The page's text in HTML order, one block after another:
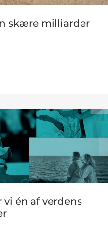
skære milliarder
én af verdens